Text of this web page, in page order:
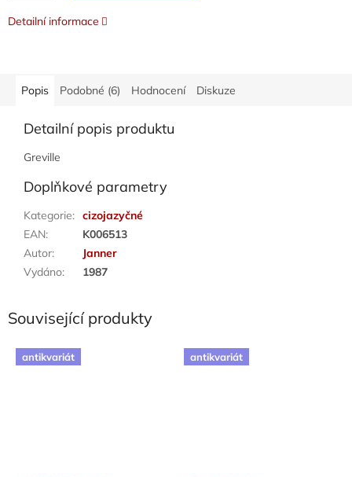
Detailní informace
Popis Podobné (6) Hodnocení Diskuze
Detailní popis produktu
Greville
Doplňkové parametry
Kategorie: cizojazyčné
EAN:
K006513
Autor:
Janner
Vydáno: 1987
Související produkty
antikvariát antikvariát